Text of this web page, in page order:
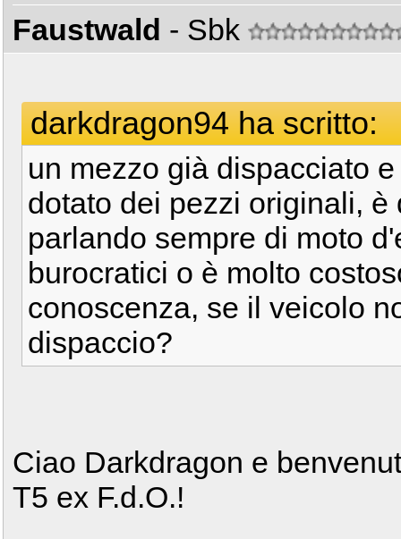
Faustwald - Sbk
darkdragon94 ha scritto:
un mezzo già dispacciato
dotato dei pezzi originali,
parlando sempre di moto
burocratici o è molto
conoscenza, se il veicolo
dispaccio?
Ciao Darkdragon e
T5 ex F.d.O.!